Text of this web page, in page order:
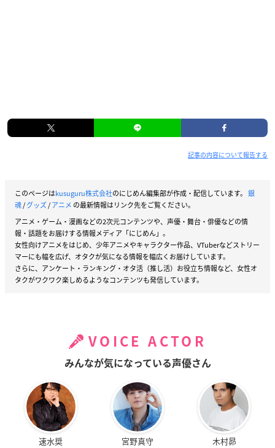
記事の内容について報告する
このページはkusuguru株式会社のにじめん編集部が作成・配信しています。 銀
魂/グッズ/アニメ の最新情報はリンク先をご覧ください。
アニメ・ゲーム・漫画などの2次元コンテンツや、声優・舞台・俳優などの情
報・話題をお届けする情報メディア「にじめん」。
女性向けアニメをはじめ、少年アニメやキャラクター作品、VTuberなどストリー
マーにも幅を広げ、オタクが気になる情報を幅広くお届けしています。
さらに、アンケート・ランキング・オタ活（推し活）お役立ち情報など、女性オ
タクがワクワク楽しめるようなコンテンツも発信しています。
VOICE ACTOR
みんなが気になっている声優さん
速水奨 宮野真守 木村昴